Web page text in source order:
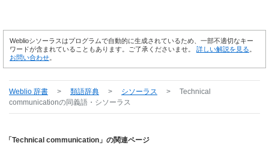
Weblioシソーラスはプログラムで自動的に生成されているため、一部不適切なキー
ワードが含まれていることもあります。ご了承くださいませ。 詳しい解説を見る
お問い合わせ
Weblio 辞書 > 類語辞典 > シソーラス >
Technical
communicationの同義語・シソーラス
「Technical communication」の関連ページ